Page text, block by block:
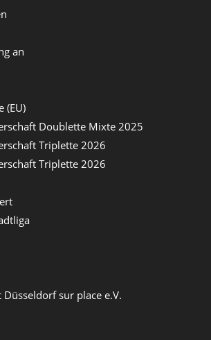
an
(EU)
Doublette Mixte 2025
Triplette 2026
Triplette 2026
sur place e.V.